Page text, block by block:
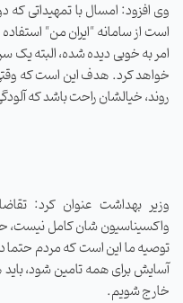
وی افزود: امسال با تمهیداتی که
است از سامانه "ایران من"
امر به خوبی دیده شده، البته
خواهد کرد. هدف این است که
روند، خیالشان راحت باشد که
وزیر بهداشت عنوان کرد:
واکسیناسیون شان کامل نیست،
توصیه ما این است که مردم حتما
آسایش برای همه تامین شود، باید
خارج شویم.